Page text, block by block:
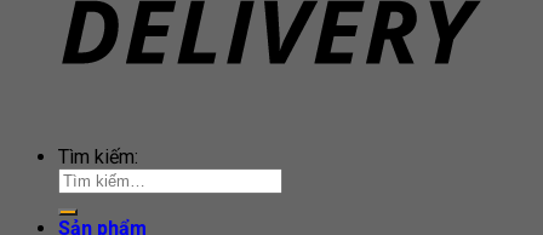
Tìm kiếm:
Sản phẩm